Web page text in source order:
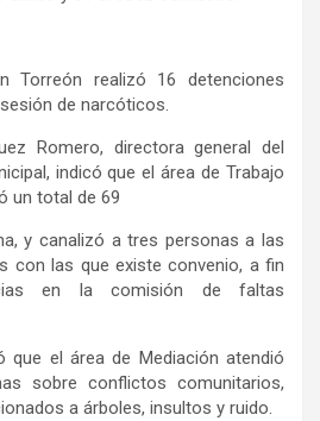
Torreón realizó 16 detenciones
de narcóticos.
Romero, directora general
del
indicó que el área de Trabajo
un total de 69
y canalizó a tres personas a las
con las que existe convenio, a fin
en la comisión de faltas
que el área de Mediación atendió
sobre conflictos comunitarios,
a árboles, insultos y ruido.